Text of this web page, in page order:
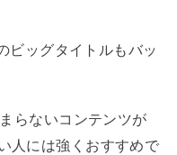
ビッグタイトルもバッ
らないコンテンツが
人には強くおすすめで